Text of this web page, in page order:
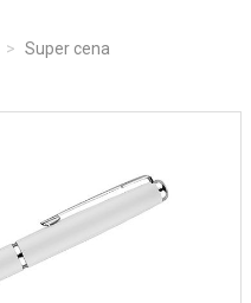
Super cena